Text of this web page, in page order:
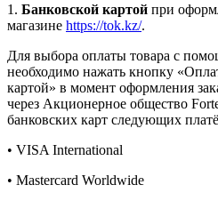
1. Банковской картой при
магазине https://tok.kz/.
Для выбора оплаты товара с
необходимо нажать кнопку
картой» в момент оформления
через Акционерное общество
банковских карт следующих
• VISA International
• Mastercard Worldwide